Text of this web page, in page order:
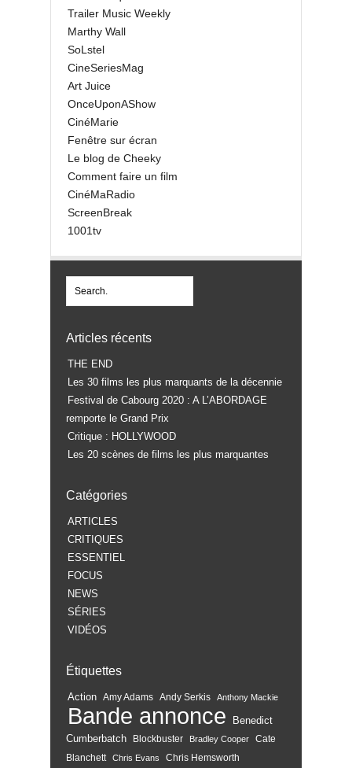
Trailer Music Weekly
Marthy Wall
SoLstel
CineSeriesMag
Art Juice
OnceUponAShow
CinéMarie
Fenêtre sur écran
Le blog de Cheeky
Comment faire un film
CinéMaRadio
ScreenBreak
1001tv
Articles récents
THE END
Les 30 films les plus marquants de la décennie
Festival de Cabourg 2020 : A L’ABORDAGE
remporte le Grand Prix
Critique : HOLLYWOOD
Les 20 scènes de films les plus marquantes
Catégories
ARTICLES
CRITIQUES
ESSENTIEL
FOCUS
NEWS
SÉRIES
VIDÉOS
Étiquettes
Action Amy Adams Andy Serkis Anthony Mackie
Bande annonce
Benedict
Cumberbatch
Blockbuster Bradley Cooper
Cate
Blanchett
Chris Evans Chris Hemsworth